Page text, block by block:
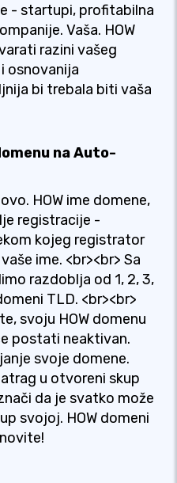
- startupi, profitabilna
Vaša. HOW
razini vašeg
osnovanija
bi trebala biti vaša
na Auto-
HOW ime domene,
registracije -
kojeg registrator
ime. <br><br> Sa
razdoblja od 1, 2, 3,
TLD. <br><br>
svoju HOW domenu
postati neaktivan.
svoje domene.
u otvoreni skup
da je svatko može
svojoj. HOW domeni